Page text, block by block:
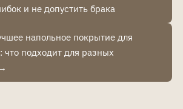
и не допустить брака
напольное покрытие для
что подходит для разных